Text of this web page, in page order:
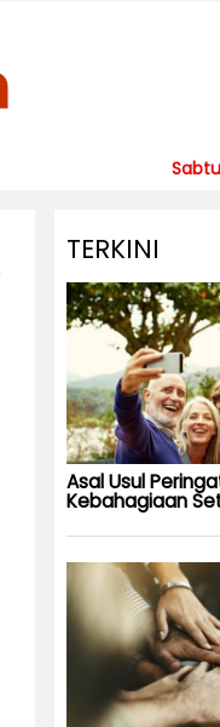
TERKINI
Asal Usul
Kebahagiaan